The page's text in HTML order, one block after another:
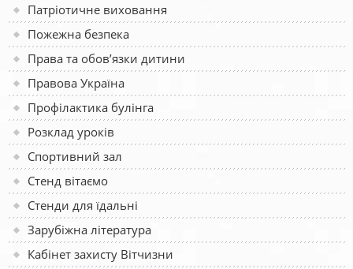
Патріотичне виховання
Пожежна безпека
Права та обов’язки дитини
Правова Україна
Профілактика булінга
Розклад уроків
Спортивний зал
Стенд вітаємо
Стенди для їдальні
Зарубіжна література
Кабінет захисту Вітчизни